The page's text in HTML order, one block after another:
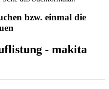
bzw. einmal die
- makita